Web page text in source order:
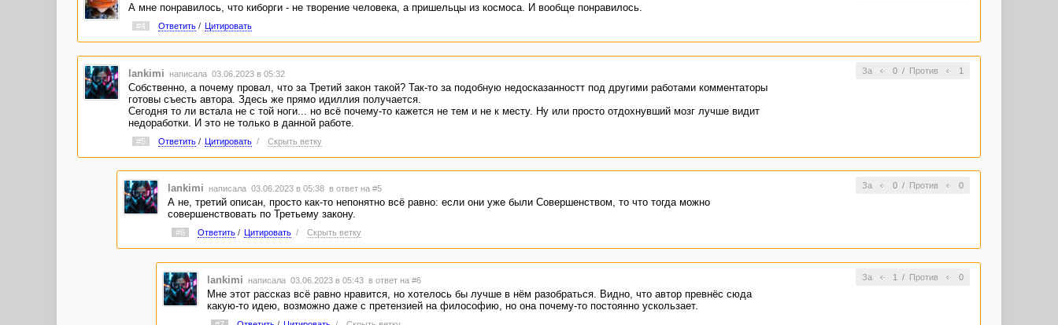
А мне понравилось, что киборги - не творение человека, а пришельцы из космоса. И вообще понравилось.
#4 Ответить/ Цитировать
За 0/ Против 1
lankimi написала 03.06.2023 в 05:32
Собственно, а почему провал, что за Третий закон такой? Так-то за подобную недосказанностт под другими работами комментаторы
готовы съесть автора. Здесь же прямо идиллия получается.
Сегодня то ли встала не с той ноги... но всё почему-то кажется не тем и не к месту. Ну или просто отдохнувший мозг лучше видит
недоработки. И это не только в данной работе.
#5 Ответить/ Цитировать / Скрыть ветку
За 0/ Против 0
lankimi написала 03.06.2023 в 05:38 в ответ на #5
А не, третий описан, просто как-то непонятно всё равно: если они уже были Совершенством, то что тогда можно
совершенствовать по Третьему закону.
#6 Ответить/ Цитировать / Скрыть ветку
За 1 / Против 0
lankimi написала 03.06.2023 в 05:43 в ответ на #6
Мне этот рассказ всё равно нравится, но хотелось бы лучше в нём разобраться. Видно, что автор превнёс сюда
какую-то идею, возможно даже с претензией на философию, но она почему-то постоянно ускользает.